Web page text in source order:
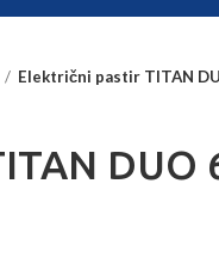
Električni pastir TITAN
DUO